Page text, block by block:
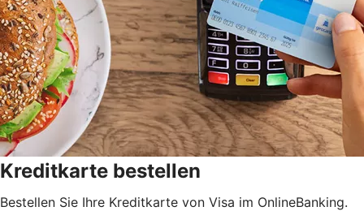
Kreditkarte bestellen
Bestellen Sie Ihre Kreditkarte von Visa im OnlineBanking.